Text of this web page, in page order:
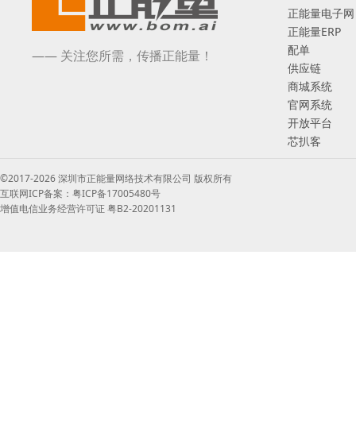
—— 关注您所需，传播正能量！
正能量电子网
正能量ERP
配单
供应链
商城系统
官网系统
开放平台
芯扒客
©2017-2026 深圳市正能量网络技术有限公司 版权所有
互联网ICP备案：粤ICP备17005480号
增值电信业务经营许可证 粤B2-20201131